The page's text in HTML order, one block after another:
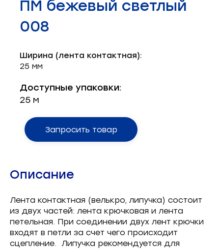
Запчасти для швейного оборудования
Запчасти: иглы
Нетканые материалы
ПМ бежевый светлый
008
Ширина (лента контактная):
25 мм
Доступные упаковки:
25 м
Запросить товар
Описание
Лента контактная (велькро, липучка) состоит
из двух частей: лента крючковая и лента
петельная. При соединении двух лент крючки
входят в петли за счет чего происходит
сцепление. Липучка рекомендуется для